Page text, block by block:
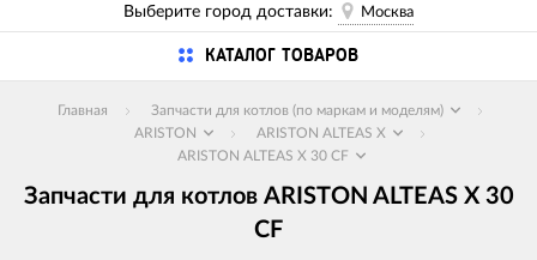
Выберите город доставки:
Москва
КАТАЛОГ ТОВАРОВ
Главная
Запчасти для котлов (по маркам и моделям)
ARISTON
ARISTON ALTEAS X
ARISTON ALTEAS X 30 CF
Запчасти для котлов ARISTON ALTEAS X 30
CF